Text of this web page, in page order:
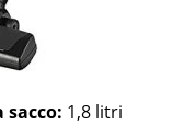
sacco: 1,8 litri